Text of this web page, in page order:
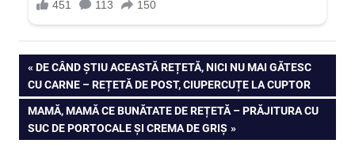
Navigare
în
articole
PREVIOUS
POST:
DE CÂND ȘTIU ACEASTĂ REȚETĂ, NICI NU MAI GĂTESC
CU CARNE – REȚETĂ DE POST, CIUPERCUȚE LA CUPTOR
NEXT
POST:
MAMĂ, MAMĂ CE BUNĂTATE DE REȚETĂ – PRĂJITURA CU
SUC DE PORTOCALE ȘI CREMA DE GRIȘ